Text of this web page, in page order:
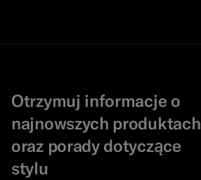
Otrzymuj informacje o
najnowszych produktach
oraz porady dotyczące
stylu